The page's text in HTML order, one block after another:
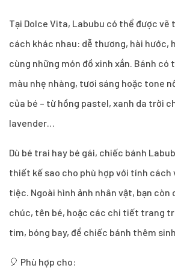
Tại Dolce Vita, Labubu có thể được vẽ
cách khác nhau: dễ thương, hài hước,
cùng những món đồ xinh xắn. Bánh
màu nhẹ nhàng, tươi sáng hoặc tone
của bé – từ hồng pastel, xanh da trời
lavender…
Dù bé trai hay bé gái, chiếc bánh
thiết kế sao cho phù hợp với tính cách
tiệc. Ngoài hình ảnh nhân vật, bạn
chúc, tên bé, hoặc các chi tiết trang
tim, bóng bay, để chiếc bánh thêm
🎈 Phù hợp cho: